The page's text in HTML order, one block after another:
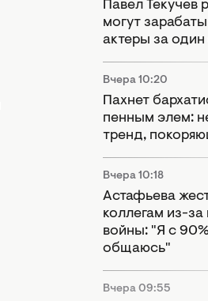
Павел Текучев
могут
актеры за
Вчера 10:20
Пахнет
пенным элем:
тренд,
Вчера 10:18
Астафьева
коллегам из-
войны: "Я с
общаюсь"
Вчера 09:55